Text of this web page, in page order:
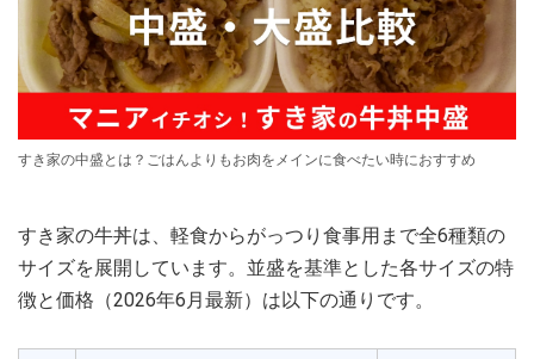
すき家の中盛とは？ごはんよりもお肉をメインに食べたい時におすすめ
すき家の牛丼は、軽食からがっつり食事用まで全6種類の
サイズを展開しています。並盛を基準とした各サイズの特
徴と価格（2026年6月最新）は以下の通りです。